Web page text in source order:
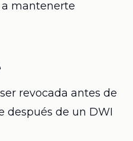
mantenerte
revocada antes de
después de un DWI